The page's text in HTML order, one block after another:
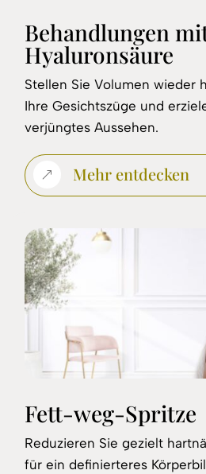
Behandlungen
Hyaluronsäure
Stellen Sie Volumen wieder
Ihre Gesichtszüge und
verjüngtes Aussehen.
& Mehr entdecken
Fett-weg-Spritze
Reduzieren Sie gezielt
für ein definierteres